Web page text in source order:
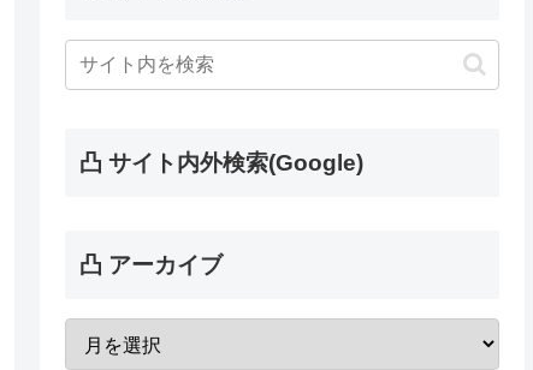
凸 サイト内外検索(Google)
凸 アーカイブ